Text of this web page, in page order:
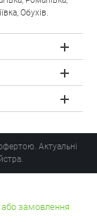
Обухів.
Актуальні
або замовлення